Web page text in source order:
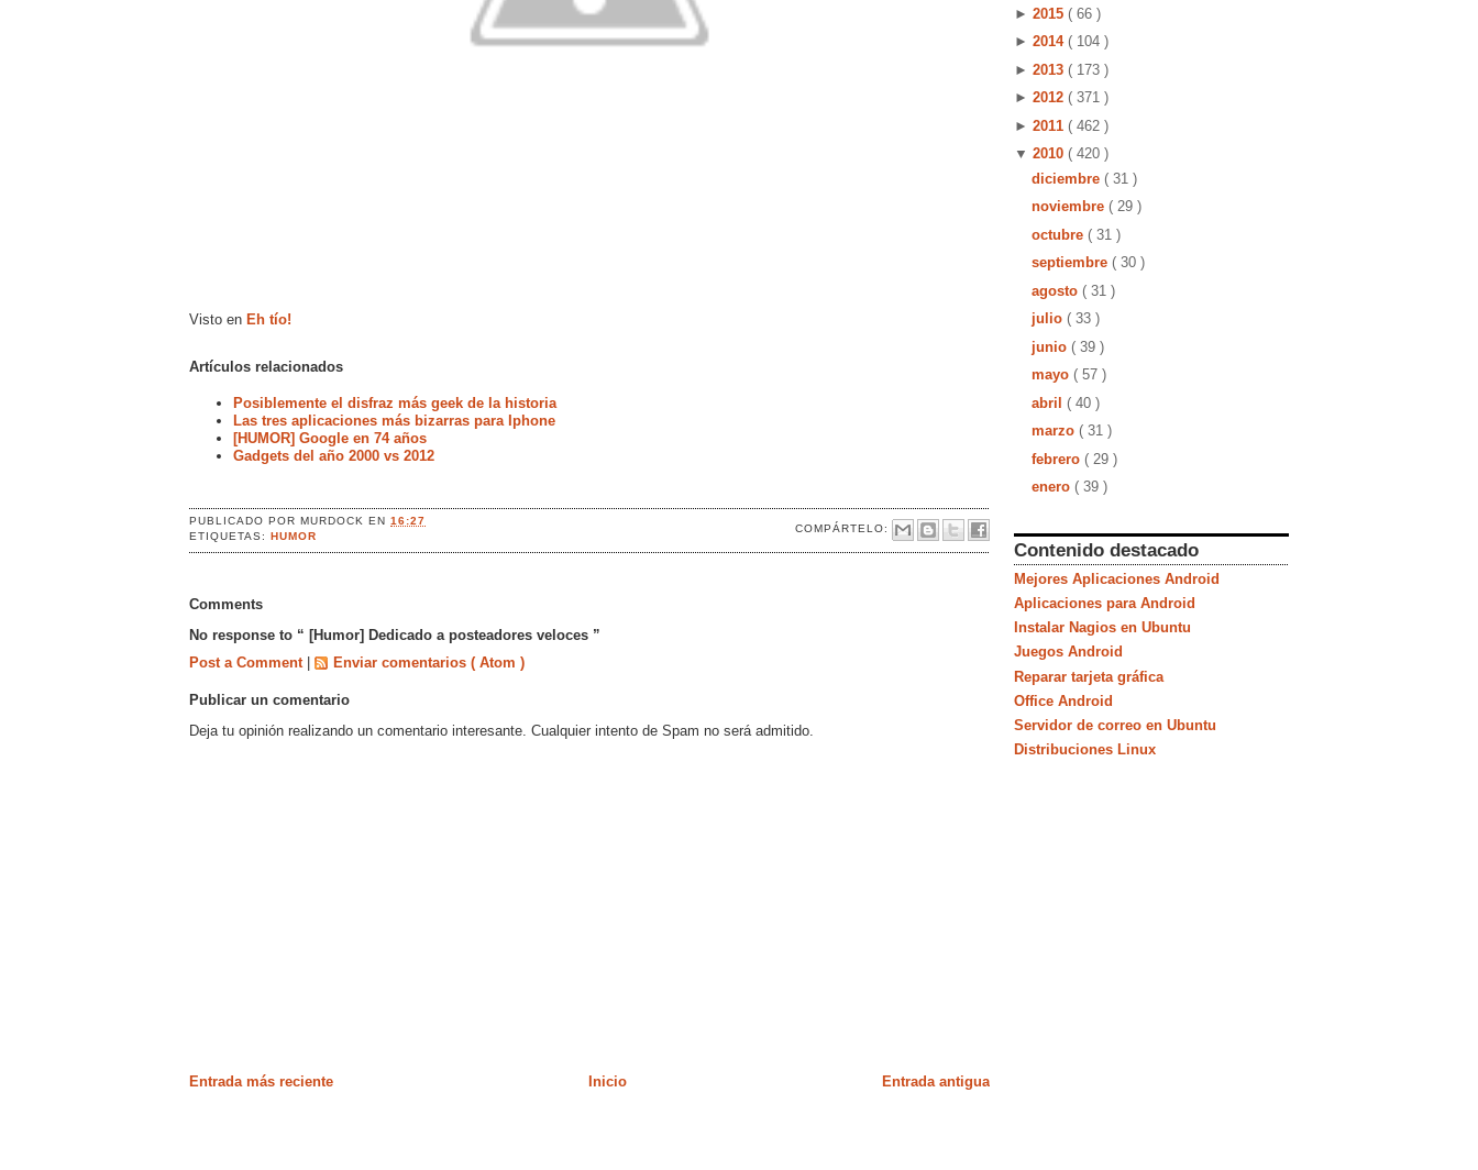
Visto en Eh tío!
Artículos relacionados
Posiblemente el disfraz más geek de la historia
Las tres aplicaciones más bizarras para Iphone
[HUMOR] Google en 74 años
Gadgets del año 2000 vs 2012
PUBLICADO PORMURDOCKEN16:27
COMPÁRTELO:
ETIQUETAS:HUMOR
Comments
No response to “ [Humor] Dedicado a posteadores veloces ”
Post a Comment
Enviar comentarios ( Atom )
Publicar un comentario
Deja tu opinión realizando un comentario interesante. Cualquier intento de Spam no será admitido.
Entrada más reciente Entrada antigua
Inicio
► 2015 ( 66 )
► 2014 ( 104 )
► 2013 ( 173 )
► 2012 ( 371 )
► 2011 ( 462 )
▼ 2010 ( 420 )
diciembre ( 31 )
noviembre ( 29 )
octubre ( 31 )
septiembre ( 30 )
agosto ( 31 )
julio ( 33 )
junio ( 39 )
mayo ( 57 )
abril ( 40 )
marzo ( 31 )
febrero ( 29 )
enero ( 39 )
Contenido destacado
Mejores Aplicaciones Android
Aplicaciones para Android
Instalar Nagios en Ubuntu
Juegos Android
Reparar tarjeta gráfica
Office Android
Servidor de correo en Ubuntu
Distribuciones Linux